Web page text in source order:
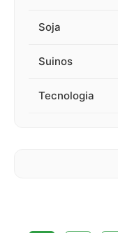
Soja
Suinos
Tecnologia